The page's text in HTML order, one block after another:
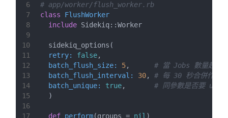
6
7
8
9
10
11
12
13
14
15
16
17
# app/worker/flush_worker.rb
class
FlushWorker
include Sidekiq::Worker
  sidekiq_options(
retry:
false,
batch_flush_size:
5, # 當 Jobs 數量超過
batch_flush_interval:
30, # 每 30 秒合併作業
batch_unique:
true, # 同參數是否要
  )
def perform(groups = nil )